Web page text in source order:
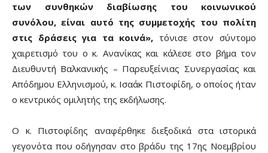
των συνθηκών διαβίωσης του κοινωνικού
συνόλου, είναι αυτό της συμμετοχής του πολίτη
στις δράσεις για τα κοινά», τόνισε στον σύντομο
χαιρετισμό του ο κ. Ανανίκας και κάλεσε στο βήμα τον
Διευθυντή Βαλκανικής – Παρευξείνιας Συνεργασίας και
Απόδημου Ελληνισμού, κ. Ισαάκ Πιστοφίδη, ο οποίος ήταν
ο κεντρικός ομιλητής της εκδήλωσης.
Ο κ. Πιστοφίδης αναφέρθηκε διεξοδικά στα ιστορικά
γεγονότα που οδήγησαν στο βράδυ της 17ης Νοεμβρίου